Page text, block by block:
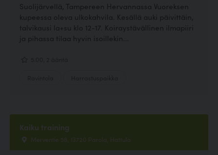
Suolijärvellä, Tampereen Hervannassa Vuoreksen
kupeessa oleva ulkokahvila. Kesällä auki päivittäin,
talvikausi la+su klo 12-17. Koiraystävällinen ilmapiiri
ja pihassa tilaa hyvin isoillekin...
Kaiku training
Merventie 58, 13720 Parola, Hattula